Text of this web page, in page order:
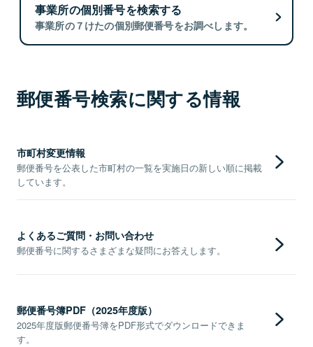
事業所の個別番号を検索する
事業所の７けたの個別郵便番号をお調べします。
郵便番号検索に関する情報
市町村変更情報
郵便番号を公表した市町村の一覧を実施日の新しい順に掲載
しています。
よくあるご質問・お問い合わせ
郵便番号に関するさまざまな疑問にお答えします。
郵便番号簿PDF（2025年度版）
2025年度版郵便番号簿をPDF形式でダウンロードできま
す。